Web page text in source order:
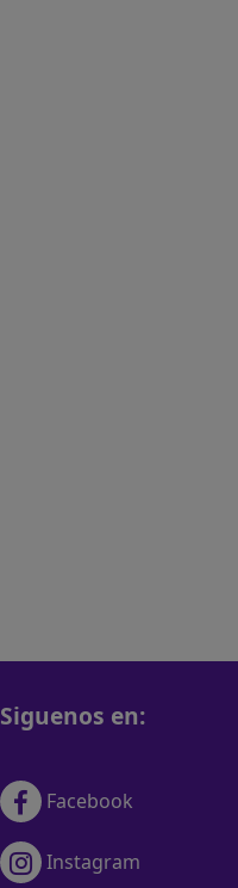
Siguenos en:
Facebook
Instagram